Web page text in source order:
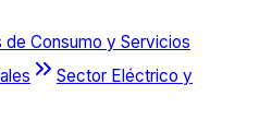
de Consumo y Servicios
Sector Eléctrico y